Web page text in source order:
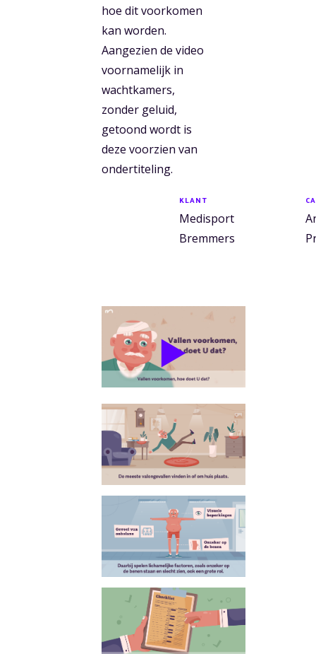
hoe dit voorkomen
kan worden.
Aangezien de video
voornamelijk in
wachtkamers,
zonder geluid,
getoond wordt is
deze voorzien van
ondertiteling.
KLANT
Medisport
Bremmers